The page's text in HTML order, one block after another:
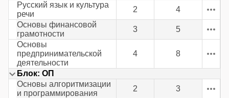
Русский язык и культура
речи
2
4
Основы финансовой
грамотности
3
5
Основы
предпринимательской
деятельности
4 8
Блок: ОП
Основы алгоритмизации
и программирования
2
3